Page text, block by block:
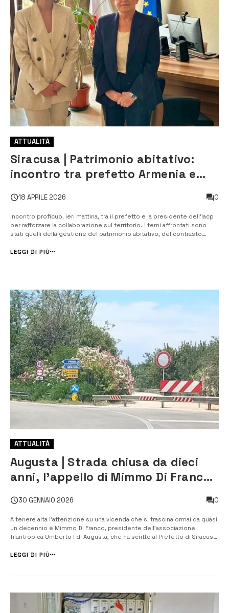
ATTUALITÀ
Siracusa | Patrimonio abitativo:
incontro tra prefetto Armenia e
18 APRILE 2026 0
Incontro proficuo, ieri mattina, tra il prefetto e la presidente dell’Iacp
per rafforzare la collaborazione sul territorio. I temi affrontati sono
stati quelli della gestione del patrimonio abitativo, del contrasto
connessi con la sicurezza nel territorio. “𝐿𝑎 𝑣𝑜𝑙𝑜𝑛𝑡𝑎̀ 𝑑𝑖 𝑙𝑎𝑣𝑜𝑟𝑎...
LEGGI DI PIÙ
ATTUALITÀ
Augusta | Strada chiusa da dieci
anni, l’appello di Mimmo Di Franco
30 GENNAIO 2026 0
A tenere alta l’attenzione su una vicenda che si trascina ormai da quasi
un decennio è Mimmo Di Franco, presidente dell’associazione
filantropica Umberto I di Augusta, che ha scritto al Prefetto di Siracusa,
persistente chiusura di un tratto della ex SS 114, nella corsia Siracusa –
LEGGI DI PIÙ